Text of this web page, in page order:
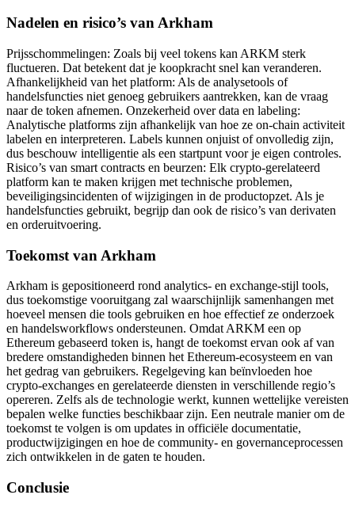
Nadelen en risico’s van Arkham
Prijsschommelingen: Zoals bij veel tokens kan ARKM sterk
fluctueren. Dat betekent dat je koopkracht snel kan veranderen.
Afhankelijkheid van het platform: Als de analysetools of
handelsfuncties niet genoeg gebruikers aantrekken, kan de vraag
naar de token afnemen. Onzekerheid over data en labeling:
Analytische platforms zijn afhankelijk van hoe ze on-chain activiteit
labelen en interpreteren. Labels kunnen onjuist of onvolledig zijn,
dus beschouw intelligentie als een startpunt voor je eigen controles.
Risico’s van smart contracts en beurzen: Elk crypto-gerelateerd
platform kan te maken krijgen met technische problemen,
beveiligingsincidenten of wijzigingen in de productopzet. Als je
handelsfuncties gebruikt, begrijp dan ook de risico’s van derivaten
en orderuitvoering.
Toekomst van Arkham
Arkham is gepositioneerd rond analytics- en exchange-stijl tools,
dus toekomstige vooruitgang zal waarschijnlijk samenhangen met
hoeveel mensen die tools gebruiken en hoe effectief ze onderzoek
en handelsworkflows ondersteunen. Omdat ARKM een op
Ethereum gebaseerd token is, hangt de toekomst ervan ook af van
bredere omstandigheden binnen het Ethereum-ecosysteem en van
het gedrag van gebruikers. Regelgeving kan beïnvloeden hoe
crypto-exchanges en gerelateerde diensten in verschillende regio’s
opereren. Zelfs als de technologie werkt, kunnen wettelijke vereisten
bepalen welke functies beschikbaar zijn. Een neutrale manier om de
toekomst te volgen is om updates in officiële documentatie,
productwijzigingen en hoe de community- en governanceprocessen
zich ontwikkelen in de gaten te houden.
Conclusie